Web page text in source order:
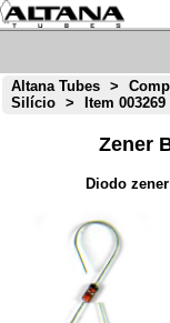
Altana Tubes >
Silício
> Item 003269
Zener
Diodo